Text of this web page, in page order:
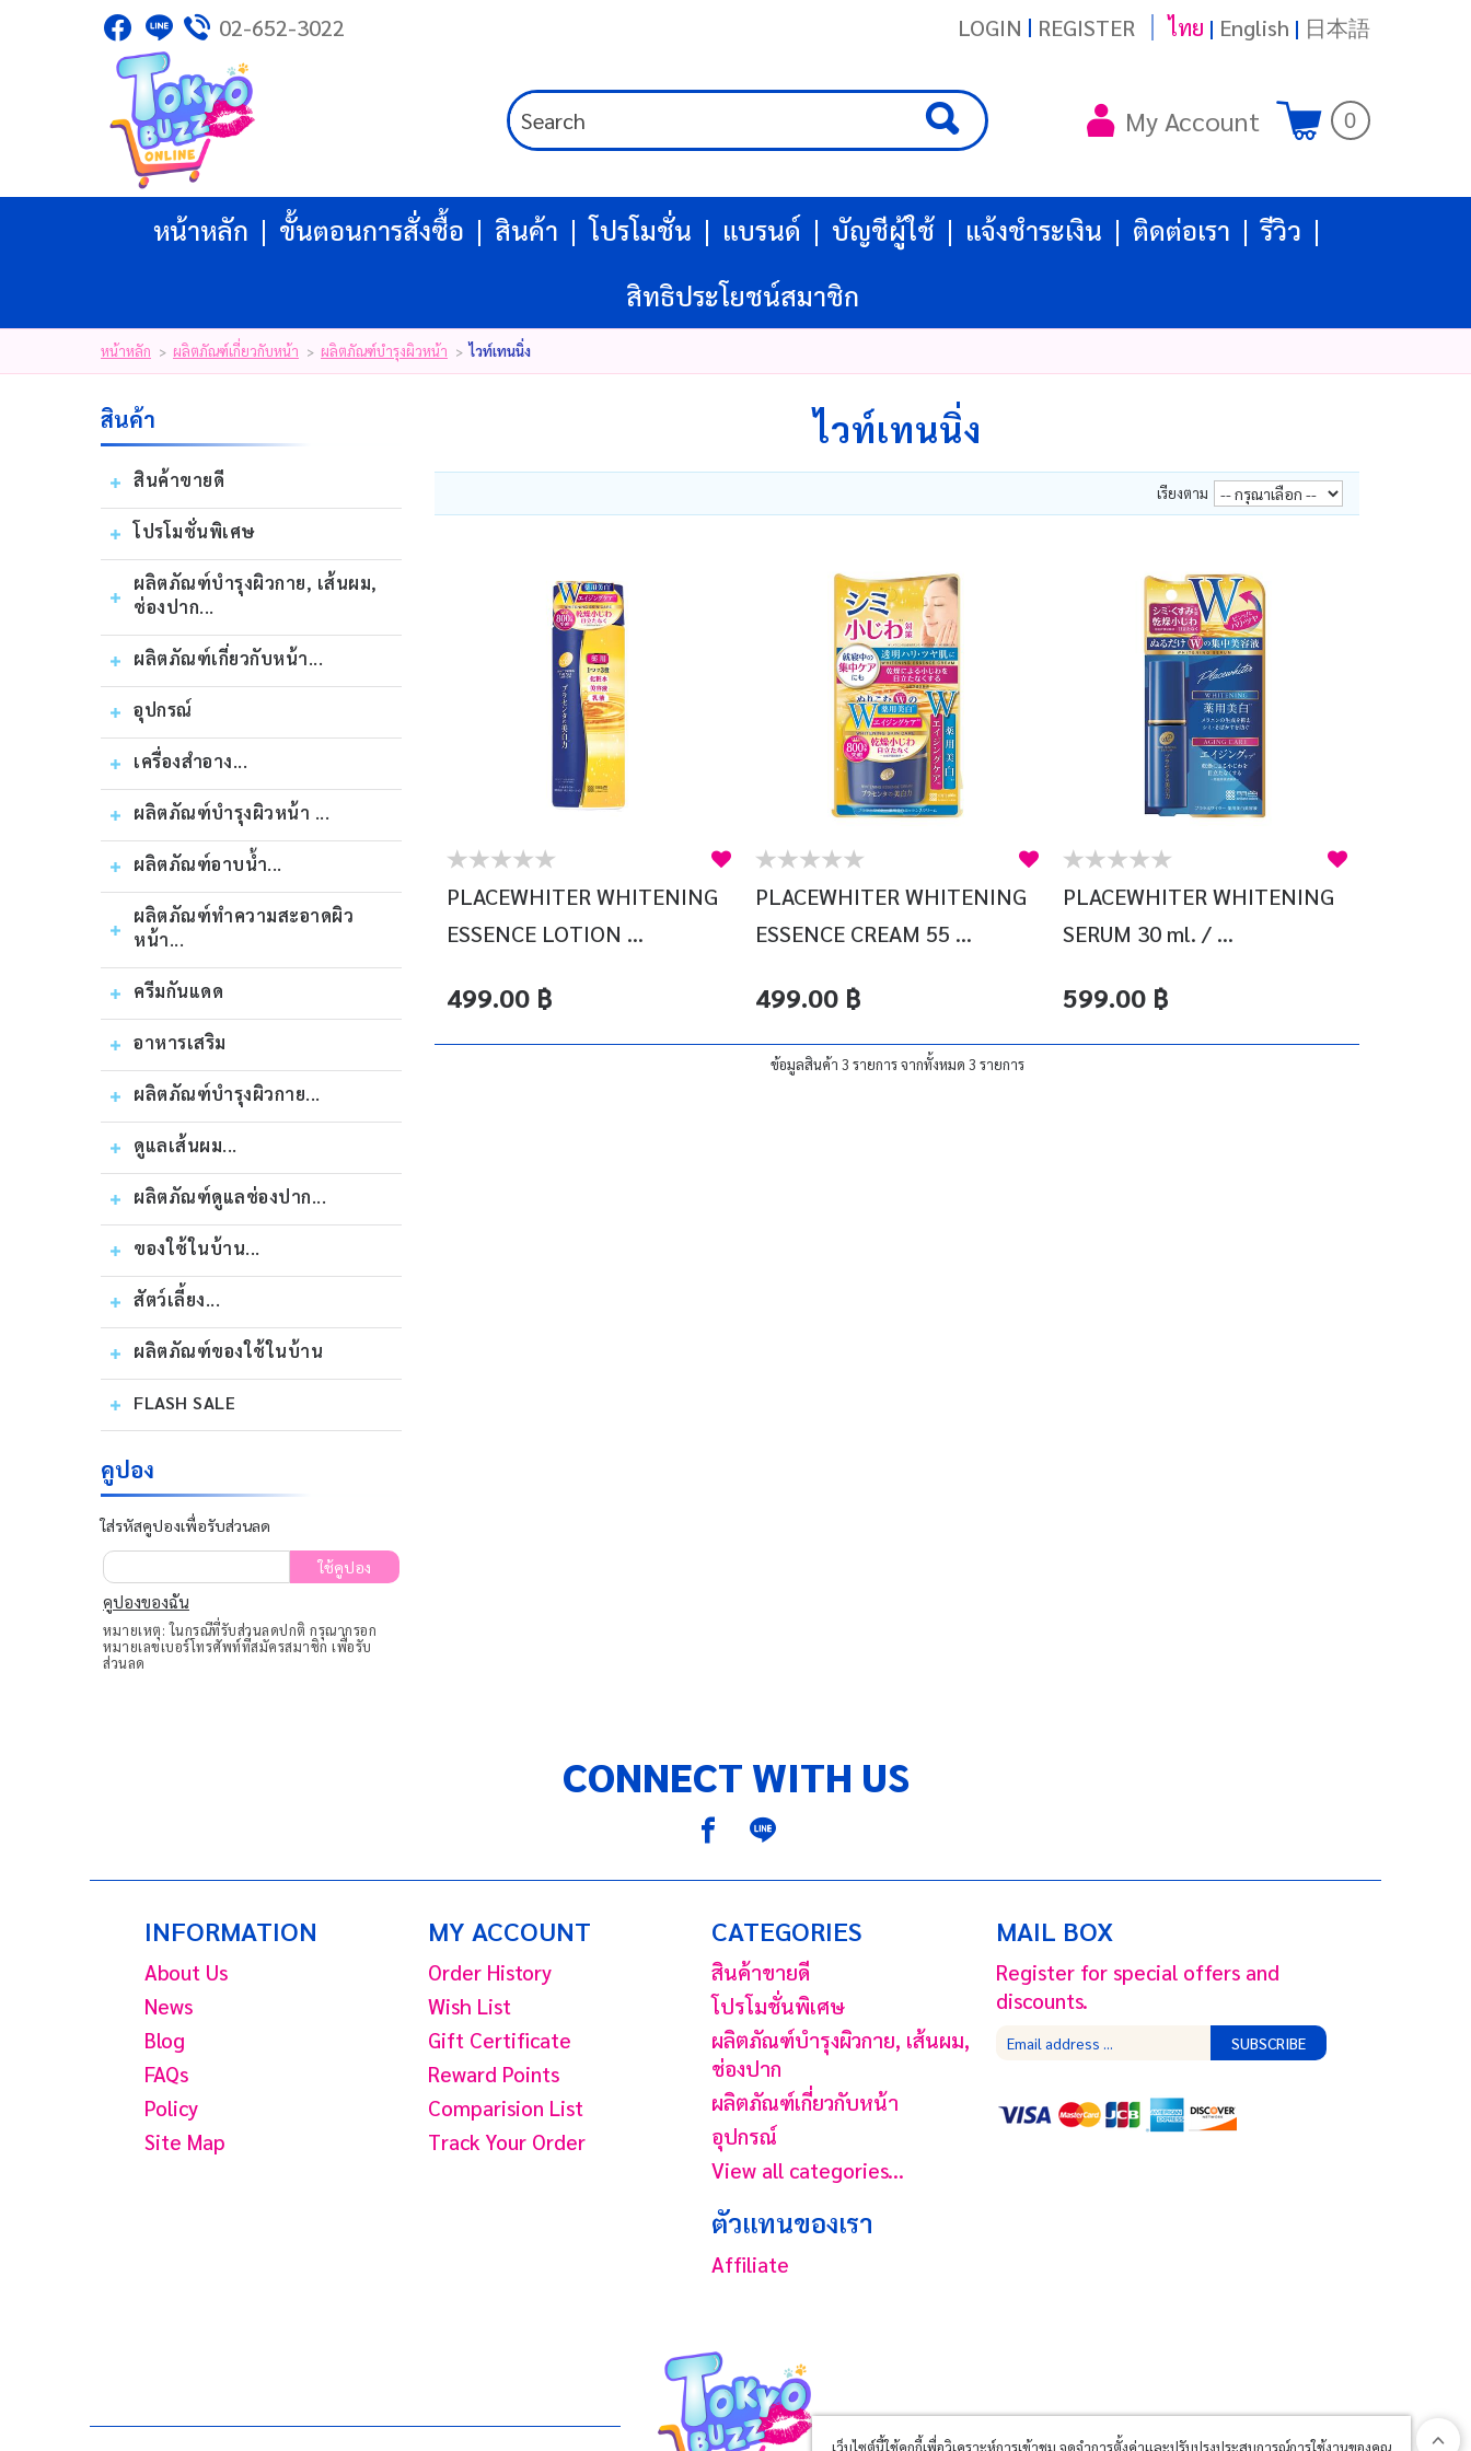
ไทย | English | 日本語
My Wishlist( 0 )
ขั้นตอนการสั่งซื้อ
ติดต่อเรา รีวิว
สิทธิประโยชน์สมาชิก
02-652-3022 ไทย | English | 日本語
LOGIN | REGISTER
My Account 0
หน้าหลัก ขั้นตอนการสั่งซื้อ สินค้า โปรโมชั่น แบรนด์ บัญชีผู้ใช้ แจ้งชำระเงิน ติดต่อเรา
รีวิว
สิทธิประโยชน์สมาชิก
หน้าหลัก > ผลิตภัณฑ์เกี่ยวกับหน้า > ผลิตภัณฑ์บํารุงผิวหน้า > ไวท์เทนนิ่ง
สินค้า
สินค้าขายดี
โปรโมชั่นพิเศษ
ผลิตภัณฑ์บํารุงผิวกาย, เส้นผม,
ช่องปาก...
ผลิตภัณฑ์เกี่ยวกับหน้า...
อุปกรณ์
เครื่องสำอาง...
ผลิตภัณฑ์บำรุงผิวหน้า ...
ผลิตภัณฑ์อาบน้ำ...
ผลิตภัณฑ์ทำความสะอาดผิว
หน้า...
ครีมกันแดด
อาหารเสริม
ผลิตภัณฑ์บำรุงผิวกาย...
ดูแลเส้นผม...
ผลิตภัณฑ์ดูแลช่องปาก...
ของใช้ในบ้าน...
สัตว์เลี้ยง...
ผลิตภัณฑ์ของใช้ในบ้าน
FLASH SALE
คูปอง
ใส่รหัสคูปองเพื่อรับส่วนลด
ใช้คูปอง
คูปองของฉัน
หมายเหตุ: ในกรณีที่รับส่วนลดปกติ กรุณากรอก
หมายเลขเบอร์โทรศัพท์ที่สมัครสมาชิก เพื่อรับ
ส่วนลด
ไวท์เทนนิ่ง
เรียงตาม
PLACEWHITER WHITENING
ESSENCE LOTION ...
499.00 ฿
PLACEWHITER WHITENING
ESSENCE CREAM 55 ...
499.00 ฿
PLACEWHITER WHITENING
SERUM 30 ml. / ...
599.00 ฿
ข้อมูลสินค้า 3 รายการ จากทั้งหมด 3 รายการ
CONNECT WITH US
INFORMATION
About Us
News
Blog
FAQs
Policy
Site Map
MY ACCOUNT
Order History
Wish List
Gift Certificate
Reward Points
Comparision List
Track Your Order
CATEGORIES
สินค้าขายดี
โปรโมชั่นพิเศษ
ผลิตภัณฑ์บํารุงผิวกาย, เส้นผม,
ช่องปาก
ผลิตภัณฑ์เกี่ยวกับหน้า
อุปกรณ์
View all categories...
ตัวแทนของเรา
Affiliate
MAIL BOX
Register for special offers and
discounts.
SUBSCRIBE
เว็บไซต์นี้ใช้คุกกี้เพื่อวิเคราะห์การเข้าชม จดจำการตั้งค่าและปรับปรุงประสบการณ์การใช้งานของคุณ